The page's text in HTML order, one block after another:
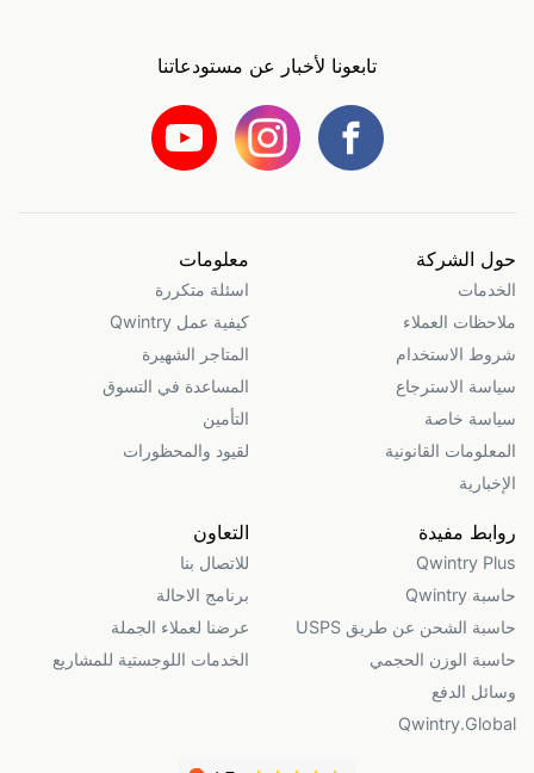
تابعونا لأخبار عن مستودعاتنا
حول الشركة
الخدمات
ملاحظات العملاء
شروط الاستخدام
سياسة الاسترجاع
سياسة خاصة
المعلومات القانونية
الإخبارية
معلومات
اسئلة متكررة
كيفية عمل Qwintry
المتاجر الشهيرة
المساعدة في التسوق
التأمين
لقيود والمحظورات
روابط مفيدة
Qwintry Plus
حاسبة Qwintry
حاسبة الشحن عن طريق USPS
حاسبة الوزن الحجمي
وسائل الدفع
Qwintry.Global
التعاون
للاتصال بنا
برنامج الاحالة
عرضنا لعملاء الجملة
الخدمات اللوجستية للمشاريع